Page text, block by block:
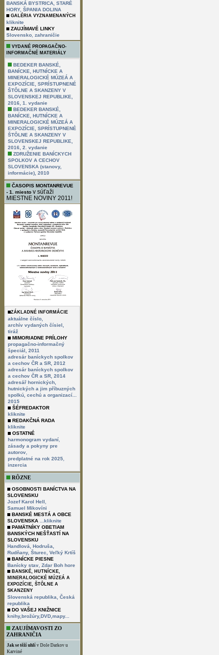
BANSKÁ BYSTRICA, STARÉ
HORY, ŠPANIA DOLINA
GALÉRIA VYZNAMENANÝCH
kliknite
ZAUJÍMAVÉ LINKY
Slovensko zahraničie
VYDANÉ PROPAGAČNO-
INFORMAČNÉ MATERIÁLY
BEDEKER BANSKÉ,
BANÍCKE, HUTNÍCKE A
MINERALOGICKÉ MÚZEÁ A
EXPOZÍCIE, SPRÍSTUPNENÉ
ŠTÔLNE A SKANZENY V
SLOVENSKEJ REPUBLIKE,
2016, 1. vydanie
BEDEKER BANSKÉ,
BANÍCKE, HUTNÍCKE A
MINERALOGICKÉ MÚZEÁ A
EXPOZÍCIE, SPRÍSTUPNENÉ
ŠTÔLNE A SKANZENY V
SLOVENSKEJ REPUBLIKE,
2016, 2. vydanie
ZDRUŽENIE BANÍCKYCH
SPOLKOV A CECHOV
SLOVENSKA (stanovy,
informácie), 2010
ČASOPIS MONTANREVUE
- 1. miesto v súťaži
MIESTNE NOVINY 2011!
ZÁKLADNÉ INFORMÁCIE
aktuálne číslo,
archív vydaných čísiel,
tiráž
MIMORIADNE PRÍLOHY
propagačno-informačný
špeciál, 2011
adresár baníckych spolkov
a cechov ČR a SR, 2012
adresár baníckych spolkov
a cechov ČR a SR, 2014
adresář hornických,
hutnických a jim příbuzných
spolkú, cechú a organizací...
2015
ŠÉFREDAKTOR
kliknite
REDAKČNÁ RADA
kliknite
OSTATNÉ
harmonogram vydaní
zásady a pokyny pre
autorov
predplatné na rok 2025
inzercia
RÔZNE
OSOBNOSTI BANÍCTVA NA
SLOVENSKU
Jozef Karol Hell
Samuel Mikovíni
BANSKÉ MESTÁ A OBCE
SLOVENSKA
...kliknite
PAMÄTNÍKY OBETIAM
BANSKÝCH NEŠŤASTÍ NA
SLOVENSKU
Handlová,
Hodruša,
Rudňany, Šturec,
Veľký Krtíš
BANÍCKE PIESNE
Banícky stav Zdar Boh hore
BANSKÉ, HUTNÍCKE,
MINERALOGICKÉ MÚZEÁ A
EXPOZÍCIE, ŠTÔLNE A
SKANZENY
Slovenská republika,
Česká
republika
DO VAŠEJ KNIŽNICE
knihy,brožúry,DVD,mapy...
ZAUJÍMAVOSTI ZO
ZAHRANIČIA
Jak se těží uhlí v Dole Darkov u
Karviné